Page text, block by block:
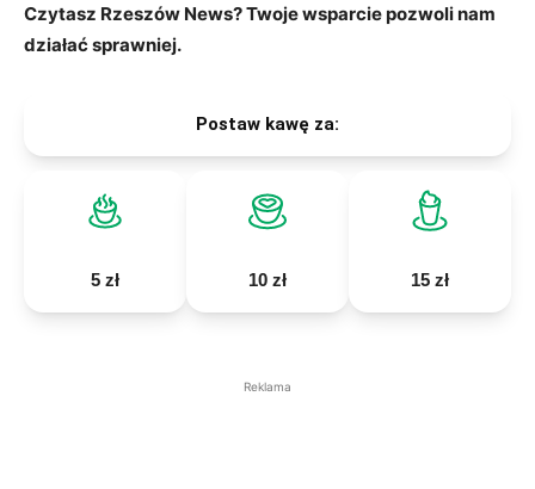
Czytasz Rzeszów News? Twoje wsparcie pozwoli nam
działać sprawniej.
Postaw kawę za:
5 zł 10 zł 15 zł
Reklama